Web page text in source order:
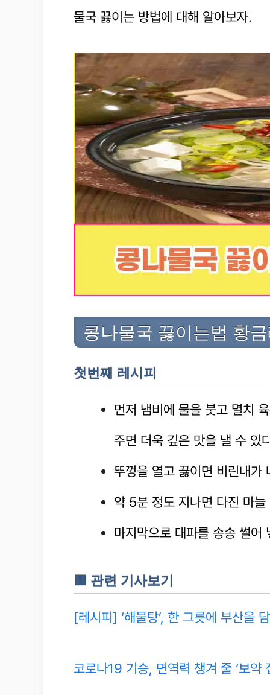
물국 끓이는 방법에 대해 알아보자.
콩나물국 끓이는법 황
첫번째 레시피
먼저 냄비에 물을 붓고 멸치
주면 더욱 깊은 맛을 낼 수 있
뚜껑을 열고 끓이면 비린내가
약 5분 정도 지나면 다진 마
마지막으로 대파를 송송 썰어
🟥 관련 기사보기
[레시피] ‘해물탕’, 한 그릇에 부산을
코로나19 기승, 면역력 챙겨 줄 ‘보약